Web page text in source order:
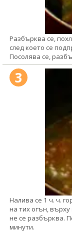
Разбърква се,
след което се
Посолява се,
3
Налива се 1 ч. ч.
на тих огън,
не се разбърква.
минути.